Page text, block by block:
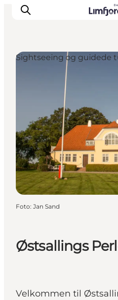
Østsallings
Velkommen til
Sightseeing og guidede
Foto: Jan Sand